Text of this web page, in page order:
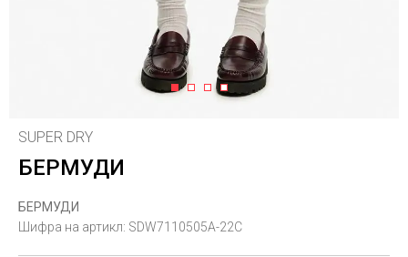
1 2 3 4
SUPER DRY
БЕРМУДИ
БЕРМУДИ
Шифра на артикл: SDW7110505A-22C